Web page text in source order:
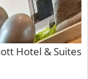
Hotel & Suites